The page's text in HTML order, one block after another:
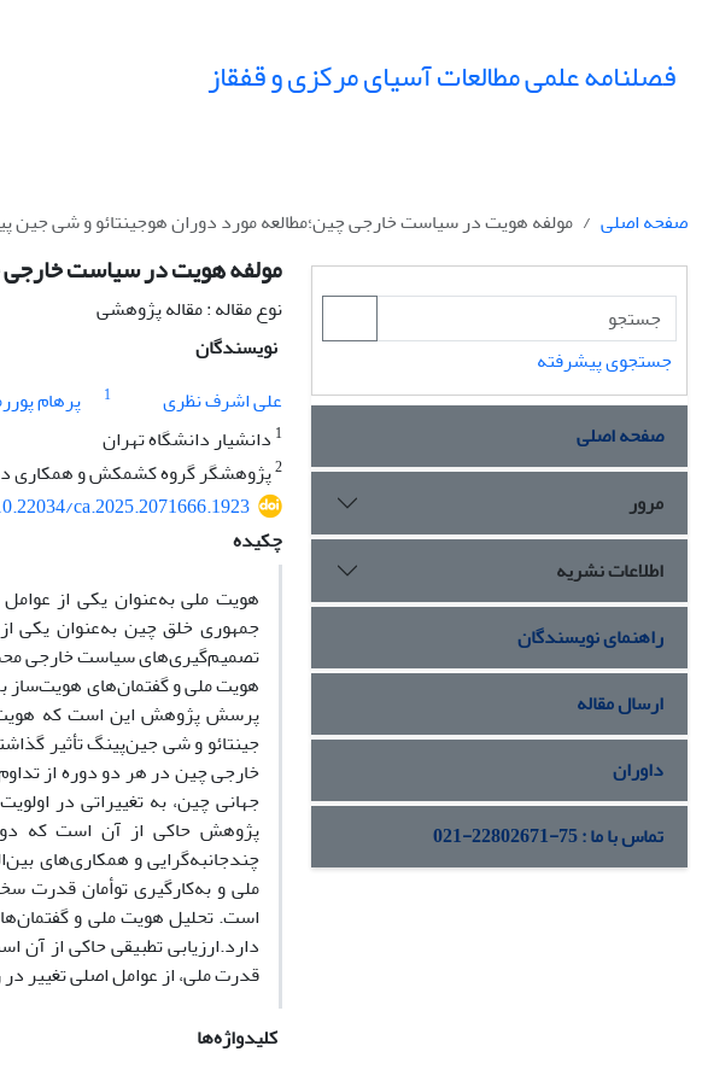
فصلنامه علمی مطالعات آسیای مرکزی و قفقاز
صفحه اصلی مولفه هویت در سیاست خارجی چین؛مطالعه مورد دوران هوجینتائو و شی جین
مولفه هویت در سیاست خارجی
نوع مقاله : مقاله پژوهشی
نویسندگان
علی اشرف نظری
1 پرهام
1 دانشیار دانشگاه تهران
2پژوهشگر گروه کشمکش و همکاری در
ca.2025.2071666.1923
چکیده
هویت ملی به‌عنوان یکی از
جمهوری خلق چین به‌عنوان یکی
تصمیم‌گیری‌های سیاست خارجی
هویت ملی و گفتمان‌های هویت‌ساز
پرسش پژوهش این است که هویت
جینتائو و شی جین‌پینگ تأثیر
خارجی چین در هر دو دوره از
جهانی چین، به تغییراتی در
پژوهش حاکی از آن است که
چندجانبه‌گرایی و همکاری‌های
ملی و به‌کارگیری توأمان قدرت
است. تحلیل هویت ملی و
دارد.ارزیابی تطبیقی حاکی از آن
قدرت ملی، از عوامل اصلی تغییر
کلیدواژه‌ها
جستجوی پیشرفته
صفحه اصلی
مرور
اطلاعات نشریه
راهنمای نویسندگان
ارسال مقاله
داوران
تماس با ما : 75-22802671-021